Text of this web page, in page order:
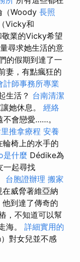
（Woody 長照
Vicky和
敬業的Vicky希望
尋求她生活的意
的假期到達了一
妻，有點瘋狂的
計師事務所專業
生活？ 台南清潔
她休息。 經絡
會戀愛……。
里推拿療程 安養
椅上的水手的
是什麼 Dédike為
一起尋找
台胞證辦理 搬家
威脅著維亞納
他到達了傳奇的
，不知道可以幫
海。 詳細實用的
對女兒並不感